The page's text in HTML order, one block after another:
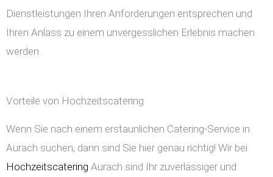
Dienstleistungen Ihren Anforderungen entsprechen und
Ihren Anlass zu einem unvergesslichen Erlebnis machen
werden.
Vorteile von Hochzeitscatering
Wenn Sie nach einem erstaunlichen Catering-Service in
Aurach suchen, dann sind Sie hier genau richtig! Wir bei
Hochzeitscatering Aurach sind Ihr zuverlässiger und